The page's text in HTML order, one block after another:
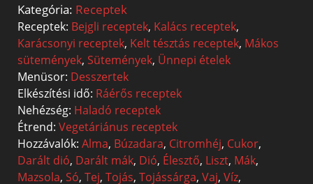
Kategória: Receptek
Receptek: Bejgli receptek, Kalács receptek,
Karácsonyi receptek, Kelt tésztás receptek, Mákos
sütemények, Sütemények, Ünnepi ételek
Menüsor: Desszertek
Elkészítési idő: Ráérős receptek
Nehézség: Haladó receptek
Étrend: Vegetáriánus receptek
Hozzávalók: Alma, Búzadara, Citromhéj, Cukor,
Darált dió, Darált mák, Dió, Élesztő, Liszt, Mák,
Mazsola, Só, Tej, Tojás, Tojássárga, Vaj, Víz,